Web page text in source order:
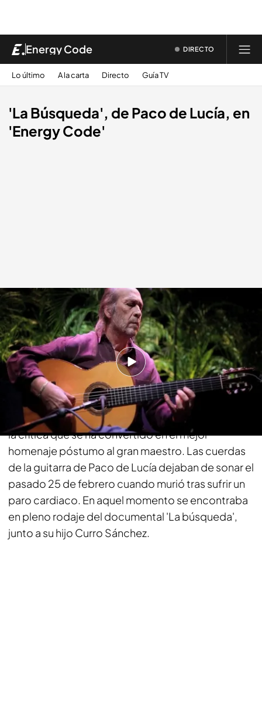
Energy Code DIRECTO
Lo último A la carta Directo Guía TV
'La Búsqueda', de Paco de Lucía, en
'Energy Code'
energy.es
29 DIC 2014 - 17:45h.
Compartir
Más de tres años le ha costado poner en pie esta
obra a Curro Sánchez, un documental alabado por
la crítica que se ha convertido en el mejor
homenaje póstumo al gran maestro. Las cuerdas
de la guitarra de Paco de Lucía dejaban de sonar el
pasado 25 de febrero cuando murió tras sufrir un
paro cardiaco. En aquel momento se encontraba
en pleno rodaje del documental 'La búsqueda',
junto a su hijo Curro Sánchez.